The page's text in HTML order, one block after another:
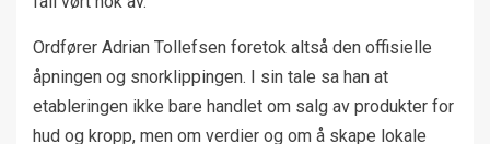
Ordfører Adrian Tollefsen foretok altså den offisielle
åpningen og snorklippingen. I sin tale sa han at
etableringen ikke bare handlet om salg av produkter for
hud og kropp, men om verdier og om å skape lokale